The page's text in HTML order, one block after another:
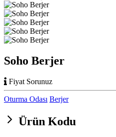
Soho Berjer
Fiyat Sorunuz
Oturma Odası Berjer
Ürün Kodu